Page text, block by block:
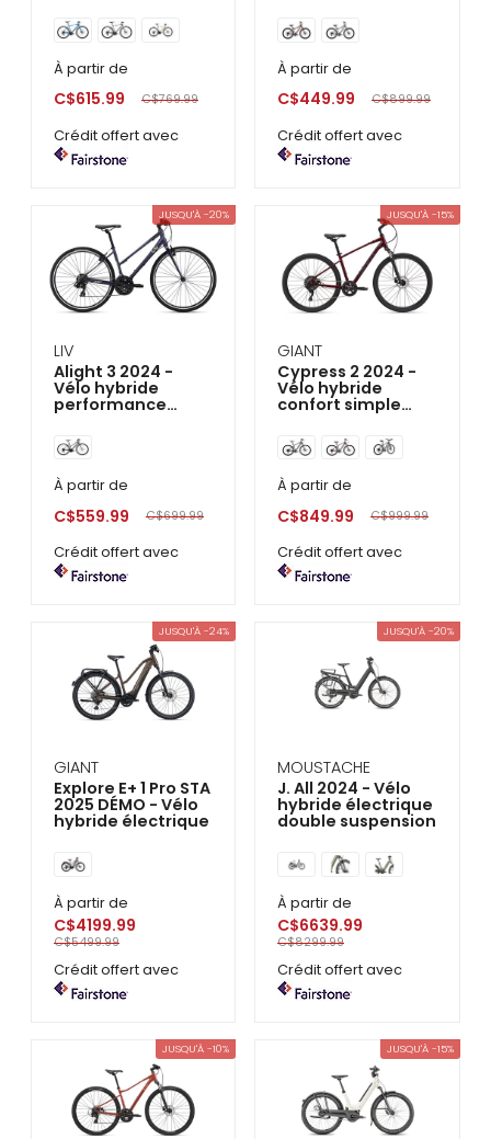
À partir de
C$615.99 C$769.99
Crédit offert avec
À partir de
C$449.99 C$899.99
Crédit offert avec
JUSQU'À -20%
LIV
Alight 3 2024 -
Vélo hybride
performance
Femme
À partir de
C$559.99 C$699.99
Crédit offert avec
JUSQU'À -15%
GIANT
Cypress 2 2024 -
Vélo hybride
confort simple
À partir de
C$849.99 C$999.99
Crédit offert avec
JUSQU'À -24%
GIANT
Explore E+ 1 Pro STA
2025 DÉMO - Vélo
hybride électrique
À partir de
C$4199.99
C$5499.99
Crédit offert avec
JUSQU'À -20%
MOUSTACHE
J. All 2024 - Vélo
hybride électrique
double suspension
À partir de
C$6639.99
C$8299.99
Crédit offert avec
JUSQU'À -10% JUSQU'À -15%